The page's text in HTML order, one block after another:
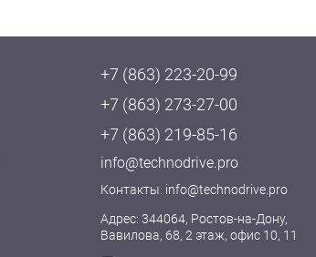
+7 (863) 223-20-99
+7 (863) 273-27-00
+7 (863) 219-85-16
info@technodrive.pro
Контакты: info@technodrive.pro
Адрес: 344064, Ростов-на-Дону,
Вавилова, 68, 2 этаж, офис 10, 11